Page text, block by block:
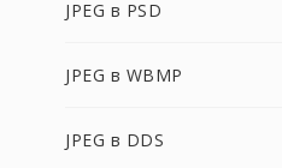
JPEG в PSD
JPEG в WBMP
JPEG в DDS